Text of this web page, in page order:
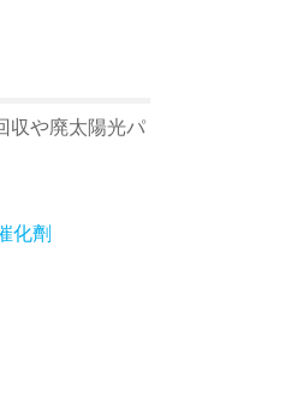
収や廃太陽光パ
化劑